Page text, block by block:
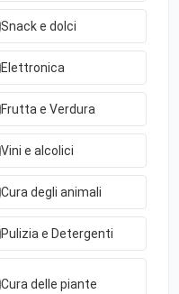
Snack e dolci
Elettronica
Frutta e Verdura
Vini e alcolici
Cura degli animali
Pulizia e Detergenti
Cura delle piante